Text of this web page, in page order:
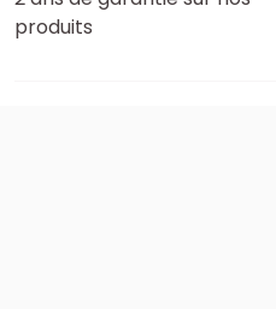
produits